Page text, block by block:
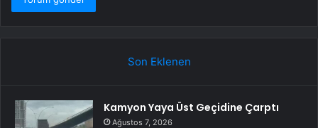
Son Eklenen
Kamyon Yaya Üst Geçidine Çarptı
Ağustos 7, 2026